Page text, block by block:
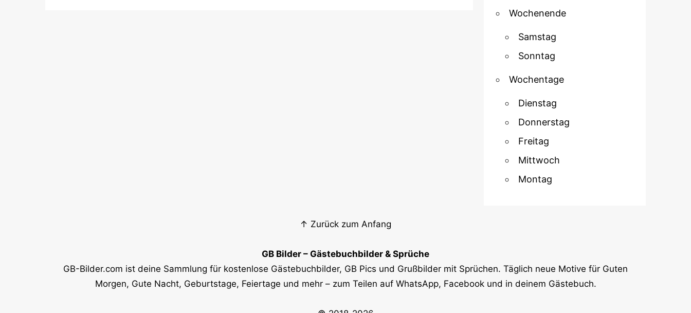
Wochenende
Samstag
Sonntag
Wochentage
Dienstag
Donnerstag
Freitag
Mittwoch
Montag
↑ Zurück zum Anfang
GB Bilder – Gästebuchbilder & Sprüche
GB-Bilder.com ist deine Sammlung für kostenlose Gästebuchbilder, GB Pics und Grußbilder mit Sprüchen. Täglich neue Motive für Guten
Morgen, Gute Nacht, Geburtstage, Feiertage und mehr – zum Teilen auf WhatsApp, Facebook und in deinem Gästebuch.